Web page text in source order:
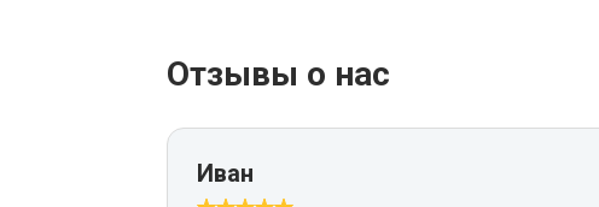
Отзывы о нас
Иван